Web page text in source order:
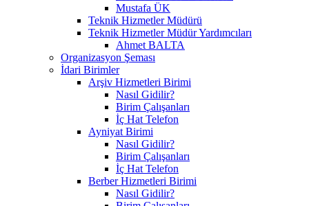
Mustafa ÜK
Teknik Hizmetler Müdürü
Teknik Hizmetler Müdür Yardımcıları
Ahmet BALTA
Organizasyon Şeması
İdari Birimler
Arşiv Hizmetleri Birimi
Nasıl Gidilir?
Birim Çalışanları
İç Hat Telefon
Ayniyat Birimi
Nasıl Gidilir?
Birim Çalışanları
İç Hat Telefon
Berber Hizmetleri Birimi
Nasıl Gidilir?